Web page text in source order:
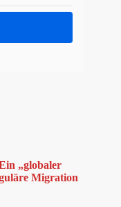
„globaler
Migration